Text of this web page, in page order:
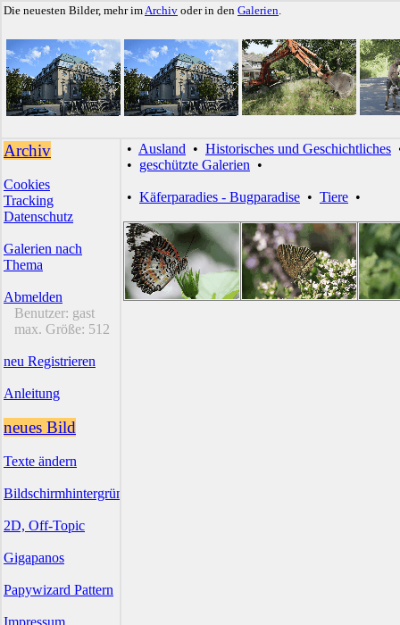
Die neuesten Bilder, mehr imArchiv oder in den Galerien.
Archiv
Cookies
Tracking
Datenschutz
Galerien nach
Thema
Abmelden
Benutzer: gast
max. Größe: 512
neu Registrieren
Anleitung
neues Bild
Texte ändern
Bildschirmhintergründe
2D, Off-Topic
Gigapanos
Papywizard Pattern
Impressum
• Ausland • Historisches und Geschichtliches
• geschützte Galerien •
• Käferparadies - Bugparadise • Tiere •